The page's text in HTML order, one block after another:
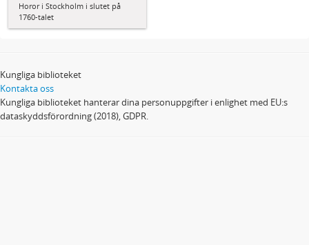
Horor i Stockholm i slutet på
1760-talet
Kungliga biblioteket
Kontakta oss
Kungliga biblioteket hanterar dina personuppgifter i enlighet med EU:s
dataskyddsförordning (2018), GDPR.